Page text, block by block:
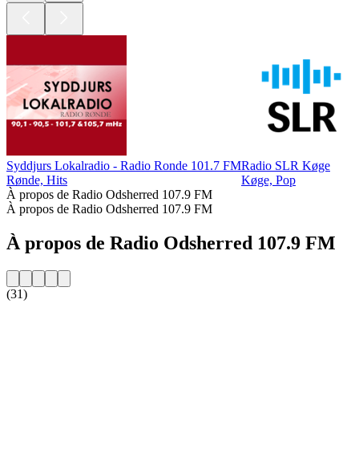
Syddjurs Lokalradio - Radio Ronde 101.7 FM
Rønde, Hits
Radio SLR Køge
Køge, Pop
À propos de Radio Odsherred 107.9 FM
À propos de Radio Odsherred 107.9 FM
À propos de Radio Odsherred 107.9 FM
(31)